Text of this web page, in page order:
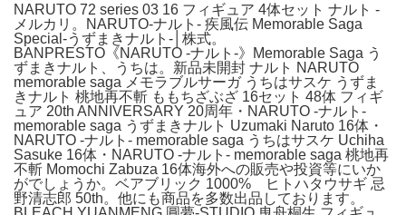
NARUTO 72 series 03 16 フィギュア 4体セット ナルト -
メルカリ。NARUTO-ナルト- 疾風伝 Memorable Saga
Special-うずまきナルト-│株式。
BANPRESTO《NARUTO -ナルト-》Memorable Saga う
ずまきナルト、うちは。新品未開封 ナルト NARUTO
memorable saga メモラブルサーガ うちはサスケ うずま
きナルト 桃地再不斬 ももちざぶざ 16セット 48体 フィギ
ュア 20th ANNIVERSARY 20周年・NARUTO -ナルト-
memorable saga うずまきナルト Uzumaki Naruto 16体・
NARUTO -ナルト- memorable saga うちはサスケ Uchiha
Sasuke 16体・NARUTO -ナルト- memorable saga 桃地再
不斬 Momochi Zabuza 16体海外への販売や投資等にいか
がでしょうか。ベアブリック 1000% ヒトハタウサギ 忌
野清志郎 50th。他にも商品を多数出品しております。